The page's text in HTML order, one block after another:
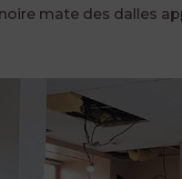
mate des dalles